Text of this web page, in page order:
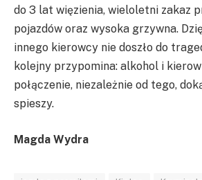
do 3 lat więzienia, wieloletni zakaz
pojazdów oraz wysoka grzywna.
innego kierowcy nie doszło do
kolejny przypomina: alkohol i
połączenie, niezależnie od tego,
spieszy.
Magda Wydra